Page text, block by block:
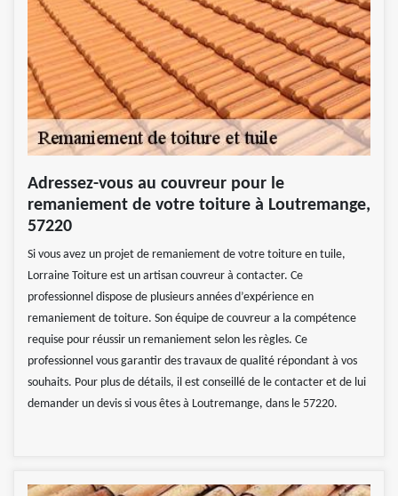
Adressez-vous au couvreur pour le
remaniement de votre toiture à Loutremange,
57220
Si vous avez un projet de remaniement de votre toiture en tuile,
Lorraine Toiture est un artisan couvreur à contacter. Ce
professionnel dispose de plusieurs années d’expérience en
remaniement de toiture. Son équipe de couvreur a la compétence
requise pour réussir un remaniement selon les règles. Ce
professionnel vous garantir des travaux de qualité répondant à vos
souhaits. Pour plus de détails, il est conseillé de le contacter et de lui
demander un devis si vous êtes à Loutremange, dans le 57220.